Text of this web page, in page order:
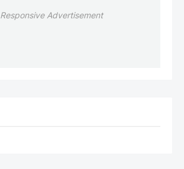
Responsive Advertisement